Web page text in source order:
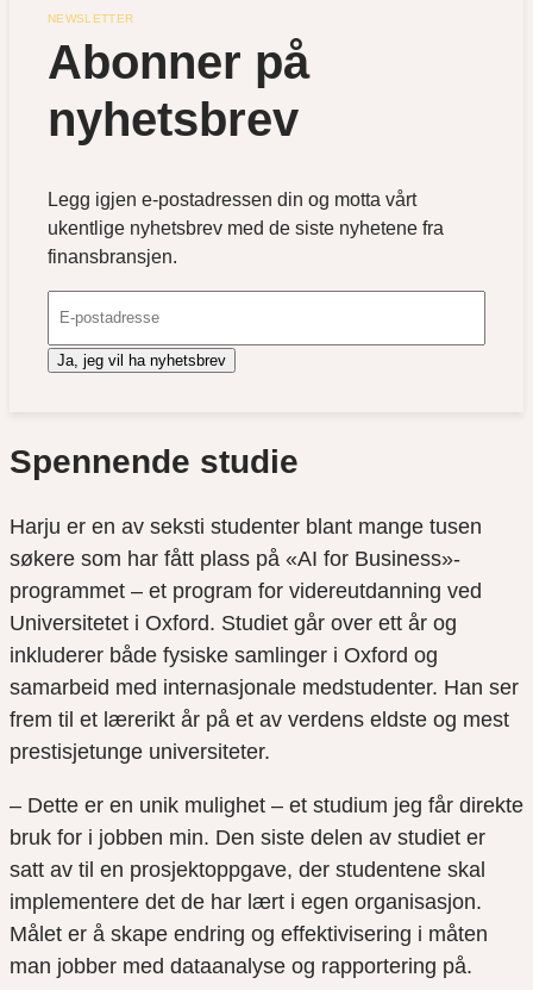
NEWSLETTER
Abonner på
nyhetsbrev
Legg igjen e-postadressen din og motta vårt
ukentlige nyhetsbrev med de siste nyhetene fra
finansbransjen.
Ja, jeg vil ha nyhetsbrev
Spennende studie
Harju er en av seksti studenter blant mange tusen
søkere som har fått plass på «AI for Business»-
programmet – et program for videreutdanning ved
Universitetet i Oxford. Studiet går over ett år og
inkluderer både fysiske samlinger i Oxford og
samarbeid med internasjonale medstudenter. Han ser
frem til et lærerikt år på et av verdens eldste og mest
prestisjetunge universiteter.
– Dette er en unik mulighet – et studium jeg får direkte
bruk for i jobben min. Den siste delen av studiet er
satt av til en prosjektoppgave, der studentene skal
implementere det de har lært i egen organisasjon.
Målet er å skape endring og effektivisering i måten
man jobber med dataanalyse og rapportering på.